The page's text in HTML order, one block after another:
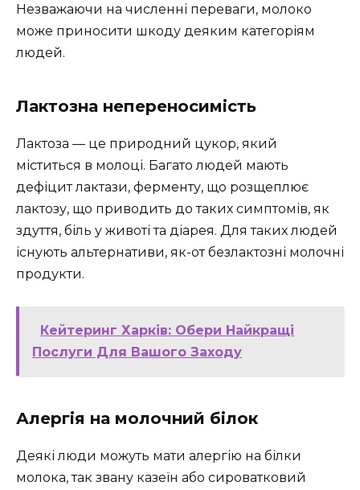
Незважаючи на численні переваги, молоко
може приносити шкоду деяким категоріям
людей.
Лактозна непереносимість
Лактоза — це природний цукор, який
міститься в молоці. Багато людей мають
дефіцит лактази, ферменту, що розщеплює
лактозу, що приводить до таких симптомів, як
здуття, біль у животі та діарея. Для таких людей
існують альтернативи, як-от безлактозні молочні
продукти.
Кейтеринг Харків: Обери Найкращі
Послуги Для Вашого Заходу
Алергія на молочний білок
Деякі люди можуть мати алергію на білки
молока, так звану казеїн або сироватковий